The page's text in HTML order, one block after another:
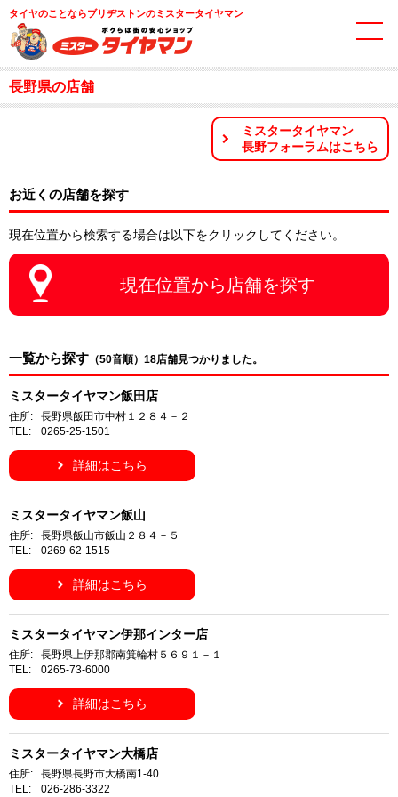
タイヤのことならブリヂストンのミスタータイヤマン
長野県の店舗
ミスタータイヤマン
長野フォーラムはこちら
お近くの店舗を探す
現在位置から検索する場合は以下をクリックしてください。
現在位置から店舗を探す
一覧から探す （50音順） 18店舗見つかりました。
ミスタータイヤマン飯田店
住所:
長野県飯田市中村１２８４－２
TEL:
0265-25-1501
詳細はこちら
ミスタータイヤマン飯山
住所:
長野県飯山市飯山２８４－５
TEL:
0269-62-1515
詳細はこちら
ミスタータイヤマン伊那インター店
住所:
長野県上伊那郡南箕輪村５６９１－１
TEL:
0265-73-6000
詳細はこちら
ミスタータイヤマン大橋店
住所:
長野県長野市大橋南1-40
TEL:
026-286-3322